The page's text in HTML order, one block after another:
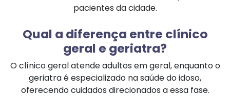
pacientes da cidade.
Qual a diferença entre clínico
geral e geriatra?
O clínico geral atende adultos em geral, enquanto o
geriatra é especializado na saúde do idoso,
oferecendo cuidados direcionados a essa fase.